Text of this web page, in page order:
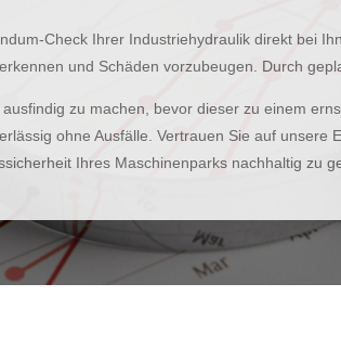
Check Ihrer Industriehydraulik direkt bei
und Schäden vorzubeugen. Durch
zu machen, bevor dieser zu einem
ohne Ausfälle. Vertrauen Sie auf unsere
Ihres Maschinenparks nachhaltig zu